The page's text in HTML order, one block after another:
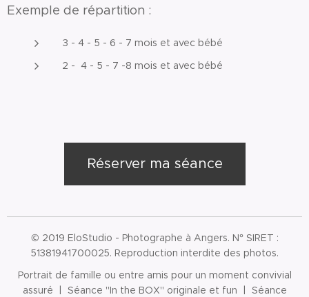
Exemple de répartition :
3 - 4 - 5 - 6 - 7 mois et avec bébé
2 - 4 - 5 - 7 -8 mois et avec bébé
Réserver ma séance
© 2019 EloStudio - Photographe à Angers. N° SIRET :
51381941700025. Reproduction interdite des photos.
Portrait de famille ou entre amis pour un moment convivial
assuré | Séance "In the BOX" originale et fun | Séance